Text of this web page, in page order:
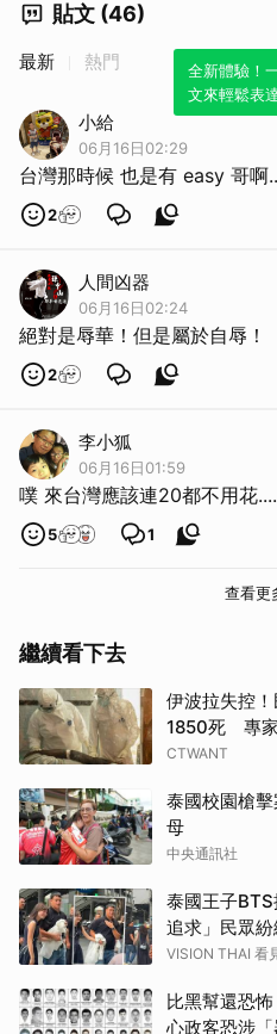
貼文 (46)
全新體驗！
文來輕鬆表
最新 熱門
小給
06月16日02:29
台灣那時候 也是有 easy 哥啊
2
人間凶器
06月16日02:24
絕對是辱華！但是屬於自辱！
2
李小狐
06月16日01:59
噗 來台灣應該連20都不用花....
5 1
查看更
繼續看下去
伊波拉失控
1850死 專
CTWANT
泰國校園槍
母
中央通訊社
泰國王子
追求」民眾
VISION THAI 看
比黑幫還恐
心政客恐涉
取消